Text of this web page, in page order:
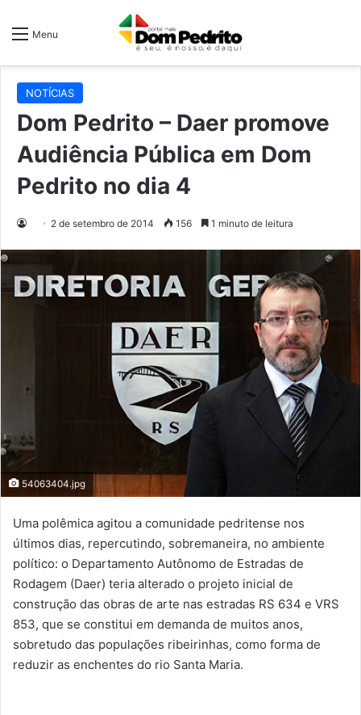
Menu
NOTÍCIAS
Dom Pedrito – Daer promove
Audiência Pública em Dom
Pedrito no dia 4
2 de setembro de 2014 156 1 minuto de leitura
54063404.jpg
Uma polêmica agitou a comunidade pedritense nos
últimos dias, repercutindo, sobremaneira, no ambiente
político: o Departamento Autônomo de Estradas de
Rodagem (Daer) teria alterado o projeto inicial de
construção das obras de arte nas estradas RS 634 e VRS
853, que se constitui em demanda de muitos anos,
sobretudo das populações ribeirinhas, como forma de
reduzir as enchentes do rio Santa Maria.